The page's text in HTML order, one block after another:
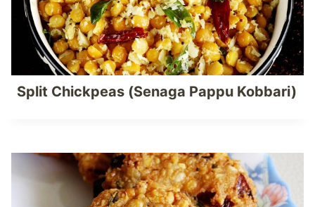
Split Chickpeas (Senaga Pappu Kobbari)